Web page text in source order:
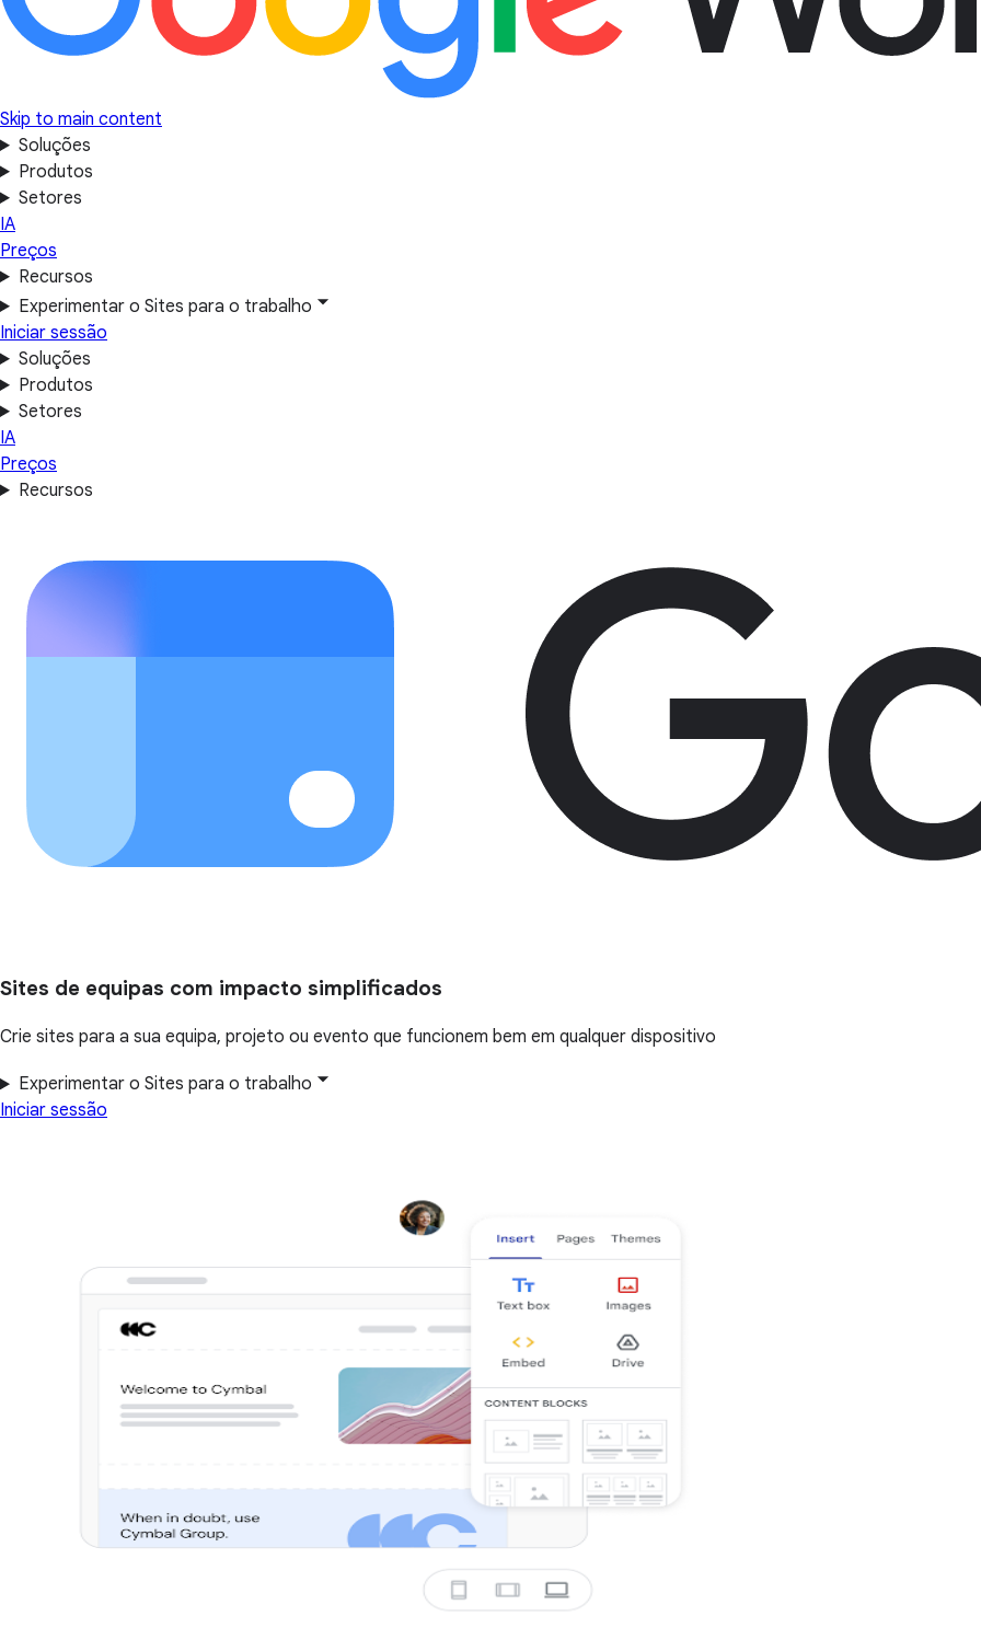
Skip to main content
Soluções
Produtos
Setores
IA
Preços
Recursos
Experimentar o Sites para o trabalho
Iniciar sessão
Soluções
Produtos
Setores
IA
Preços
Recursos
Sites de equipas com impacto simplificados
Crie sites para a sua equipa, projeto ou evento que funcionem bem em qualquer dispositivo
Experimentar o Sites para o trabalho
Iniciar sessão